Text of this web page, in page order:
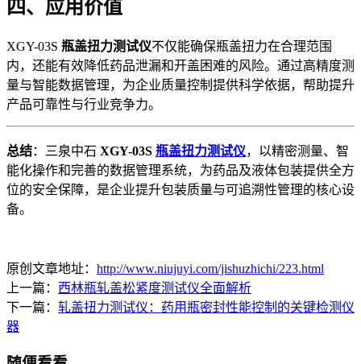
四、应用价值
XGY-03S 瓶盖扭力测试仪不仅能确保瓶盖扭力在合理范围
内，还能有效降低药品泄漏和开盖困难的风险。通过高精度测
量与智能数据管理，为企业质量控制提供科学依据，帮助提升
产品可靠性与行业竞争力。
总结：三泉中石 XGY-03S 瓶盖扭力测试仪，以精密测量、智
能化操作和完善的数据管理系统，为药品及液体包装提供全方
位的安全保障，是企业提升包装质量与可追溯性管理的核心设
备。
原创文章地址： http://www.niujuyi.com/jishuzhichi/223.html
上一篇： 西林瓶轧盖松紧度测试仪全面解析
下一篇： 轧盖扭力测试仪：药用瓶密封性能控制的关键检测仪
器